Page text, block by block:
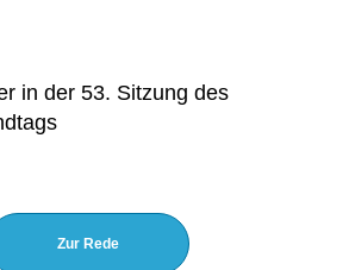
in der 53. Sitzung des
Zur Rede